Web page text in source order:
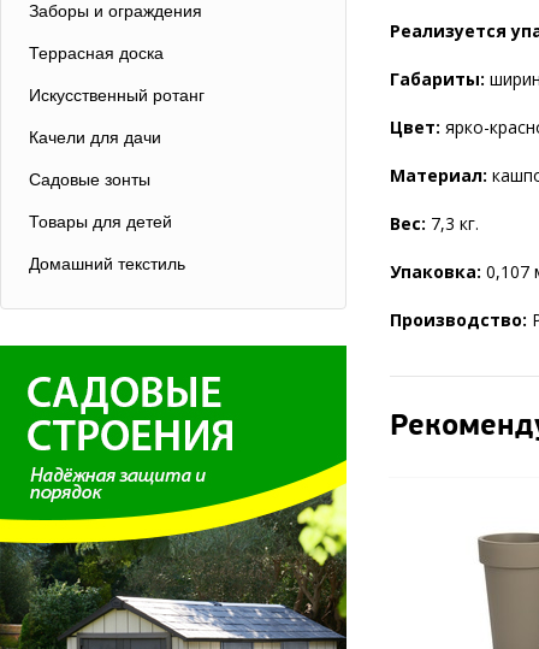
Заборы и ограждения
Террасная доска
Искусственный ротанг
Качели для дачи
Садовые зонты
Товары для детей
Домашний текстиль
Реализуется
Габариты:
Цвет: ярко-
Материал:
Вес: 7,3 кг.
Упаковка: 0,107
Производство: